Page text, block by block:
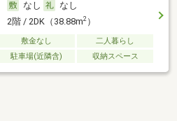
なし
なし
2階 / 2DK（38.88m2）
敷金なし
二人暮らし
駐車場(近隣含) 収納スペース